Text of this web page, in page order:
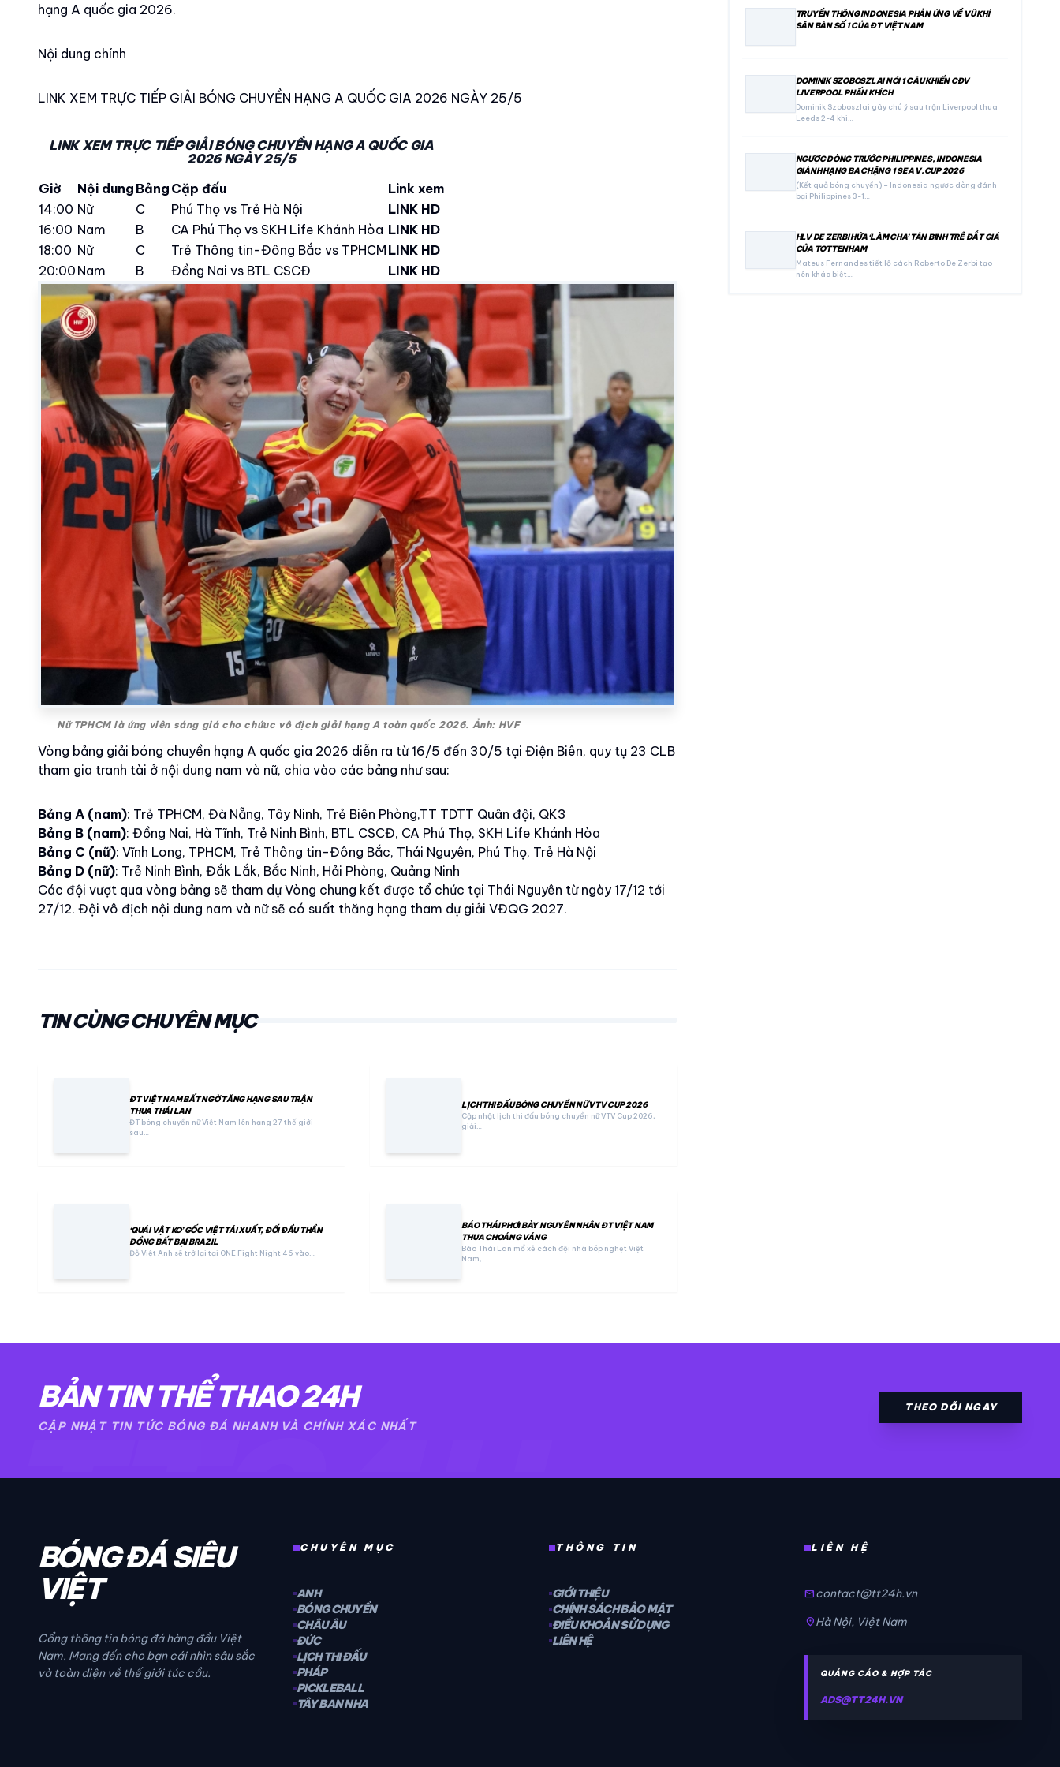
hạng A quốc gia 2026.
Nội dung chính
LINK XEM TRỰC TIẾP GIẢI BÓNG CHUYỀN HẠNG A QUỐC GIA 2026 NGÀY 25/5
LINK XEM TRỰC TIẾP GIẢI BÓNG CHUYỀN HẠNG A QUỐC GIA
2026 NGÀY 25/5
Giờ
Nội dung Bảng Cặp đấu
Link xem
14:00 Nữ C Phú Thọ vs Trẻ Hà Nội
LINK HD
16:00 Nam B CA Phú Thọ vs SKH Life Khánh Hòa LINK HD
18:00 Nữ C Trẻ Thông tin-Đông Bắc vs TPHCM LINK HD
20:00 Nam B Đồng Nai vs BTL CSCĐ LINK HD
Nữ TPHCM là ứng viên sáng giá cho chứuc vô địch giải hạng A toàn quốc 2026. Ảnh: HVF
Vòng bảng giải bóng chuyền hạng A quốc gia 2026 diễn ra từ 16/5 đến 30/5 tại Điện Biên, quy tụ 23 CLB
tham gia tranh tài ở nội dung nam và nữ, chia vào các bảng như sau:
Bảng A (nam): Trẻ TPHCM, Đà Nẵng, Tây Ninh, Trẻ Biên Phòng,TT TDTT Quân đội, QK3
Bảng B (nam): Đồng Nai, Hà Tĩnh, Trẻ Ninh Bình, BTL CSCĐ, CA Phú Thọ, SKH Life Khánh Hòa
Bảng C (nữ): Vĩnh Long, TPHCM, Trẻ Thông tin-Đông Bắc, Thái Nguyên, Phú Thọ, Trẻ Hà Nội
Bảng D (nữ): Trẻ Ninh Bình, Đắk Lắk, Bắc Ninh, Hải Phòng, Quảng Ninh
Các đội vượt qua vòng bảng sẽ tham dự Vòng chung kết được tổ chức tại Thái Nguyên từ ngày 17/12 tới
27/12. Đội vô địch nội dung nam và nữ sẽ có suất thăng hạng tham dự giải VĐQG 2027.
TIN CÙNG CHUYÊN MỤC
ĐT VIỆT NAM BẤT NGỜ TĂNG HẠNG SAU TRẬN
THUA THÁI LAN
ĐT bóng chuyền nữ Việt Nam lên hạng 27 thế giới
sau…
LỊCH THI ĐẤU BÓNG CHUYỀN NỮ VTV CUP 2026
Cập nhật lịch thi đấu bóng chuyền nữ VTV Cup 2026,
giải…
‘QUÁI VẬT KO’ GỐC VIỆT TÁI XUẤT, ĐỐI ĐẦU THẦN
ĐỒNG BẤT BẠI BRAZIL
Đỗ Việt Anh sẽ trở lại tại ONE Fight Night 46 vào…
BÁO THÁI PHƠI BÀY NGUYÊN NHÂN ĐT VIỆT NAM
THUA CHOÁNG VÁNG
Báo Thái Lan mổ xẻ cách đội nhà bóp nghẹt Việt
Nam,…
TRUYỀN THÔNG INDONESIA PHẢN ỨNG VỀ VŨ KHÍ
SĂN BÀN SỐ 1 CỦA ĐT VIỆT NAM
DOMINIK SZOBOSZLAI NÓI 1 CÂU KHIẾN CĐV
LIVERPOOL PHẤN KHÍCH
Dominik Szoboszlai gây chú ý sau trận Liverpool thua
Leeds 2-4 khi…
NGƯỢC DÒNG TRƯỚC PHILIPPINES, INDONESIA
GIÀNH HẠNG BA CHẶNG 1 SEA V.CUP 2026
(Kết quả bóng chuyền) – Indonesia ngược dòng đánh
bại Philippines 3-1…
HLV DE ZERBI HỨA ‘LÀM CHA’ TÂN BINH TRẺ ĐẮT GIÁ
CỦA TOTTENHAM
Mateus Fernandes tiết lộ cách Roberto De Zerbi tạo
nên khác biệt…
TT24H
BẢN TIN THỂ THAO 24H
CẬP NHẬT TIN TỨC BÓNG ĐÁ NHANH VÀ CHÍNH XÁC NHẤT
THEO DÕI NGAY
BÓNG ĐÁ SIÊU
VIỆT
Cổng thông tin bóng đá hàng đầu Việt
Nam. Mang đến cho bạn cái nhìn sâu sắc
và toàn diện về thế giới túc cầu.
CHUYÊN MỤC
ANH
BÓNG CHUYỀN
CHÂU ÂU
ĐỨC
LỊCH THI ĐẤU
PHÁP
PICKLEBALL
TÂY BAN NHA
THÔNG TIN
GIỚI THIỆU
CHÍNH SÁCH BẢO MẬT
ĐIỀU KHOẢN SỬ DỤNG
LIÊN HỆ
LIÊN HỆ
mailcontact@tt24h.vn
location_onHà Nội, Việt Nam
QUẢNG CÁO & HỢP TÁC
ADS@TT24H.VN